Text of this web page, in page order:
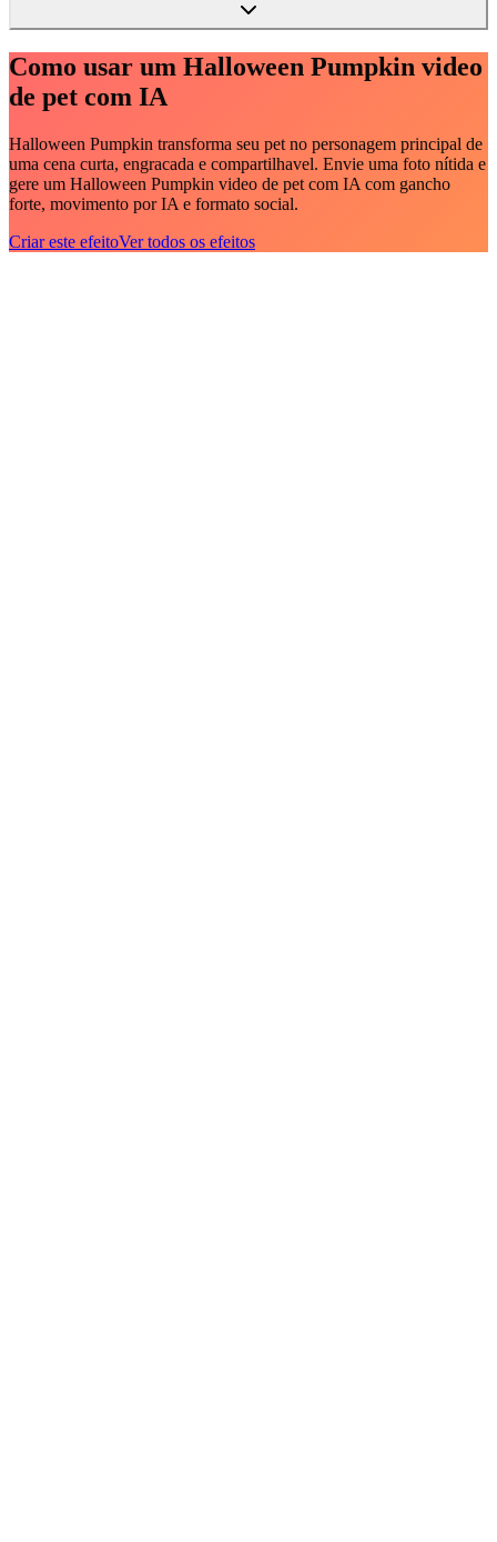
Como usar um Halloween Pumpkin video
de pet com IA
Halloween Pumpkin transforma seu pet no personagem principal de
uma cena curta, engracada e compartilhavel. Envie uma foto nítida e
gere um Halloween Pumpkin video de pet com IA com gancho
forte, movimento por IA e formato social.
Criar este efeitoVer todos os efeitos